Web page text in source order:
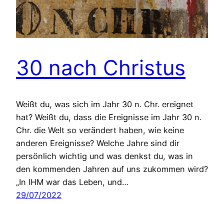
30 nach Christus
Weißt du, was sich im Jahr 30 n. Chr. ereignet
hat? Weißt du, dass die Ereignisse im Jahr 30 n.
Chr. die Welt so verändert haben, wie keine
anderen Ereignisse? Welche Jahre sind dir
persönlich wichtig und was denkst du, was in
den kommenden Jahren auf uns zukommen wird?
„In IHM war das Leben, und…
29/07/2022